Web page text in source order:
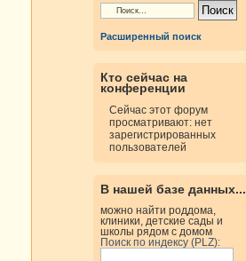
Расширенный поиск
Кто сейчас на
конференции
Сейчас этот форум
просматривают: нет
зарегистрированных
пользователей
В нашей базе данных...
можно найти роддома,
клиники, детские сады и
школы рядом с домом
Поиск по индексу (PLZ):